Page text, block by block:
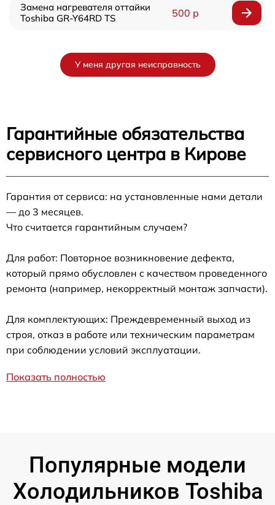
Замена нагревателя оттайки
Toshiba GR-Y64RD TS
500 р
У меня другая неисправность
Гарантийные обязательства
сервисного центра в Кирове
Гарантия от сервиса: на установленные нами детали
— до 3 месяцев.
Что считается гарантийным случаем?
Для работ: Повторное возникновение дефекта,
который прямо обусловлен с качеством проведенного
ремонта (например, некорректный монтаж запчасти).
Для комплектующих: Преждевременный выход из
строя, отказ в работе или техническим параметрам
при соблюдении условий эксплуатации.
Показать полностью
Популярные модели
Холодильников Toshiba